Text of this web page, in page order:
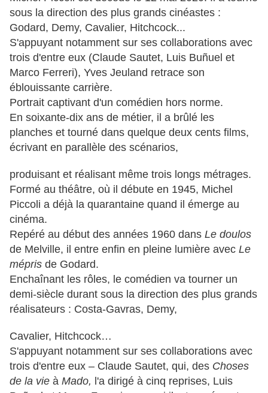
sous la direction des plus grands cinéastes :
Godard, Demy, Cavalier, Hitchcock...
S'appuyant notamment sur ses collaborations avec
trois d'entre eux (Claude Sautet, Luis Buñuel et
Marco Ferreri), Yves Jeuland retrace son
éblouissante carrière.
Portrait captivant d'un comédien hors norme.
En soixante-dix ans de métier, il a brûlé les
planches et tourné dans quelque deux cents films,
écrivant en parallèle des scénarios,
produisant et réalisant même trois longs métrages.
Formé au théâtre, où il débute en 1945, Michel
Piccoli a déjà la quarantaine quand il émerge au
cinéma.
Repéré au début des années 1960 dans Le doulos
de Melville, il entre enfin en pleine lumière avec Le
mépris de Godard.
Enchaînant les rôles, le comédien va tourner un
demi-siècle durant sous la direction des plus grands
réalisateurs : Costa-Gavras, Demy,
Cavalier, Hitchcock…
S'appuyant notamment sur ses collaborations avec
trois d'entre eux – Claude Sautet, qui, des Choses
de la vie à Mado, l'a dirigé à cinq reprises, Luis